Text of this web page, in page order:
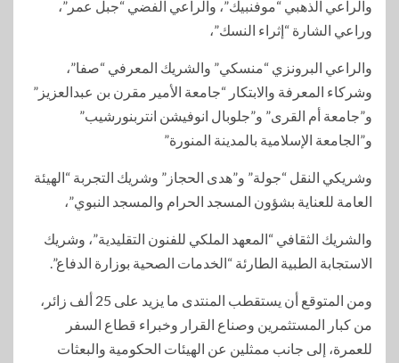
والراعي الذهبي “موفنبيك”، والراعي الفضي “جبل عمر”،
وراعي الشارة “إثراء النسك”،
والراعي البرونزي “منسكي” والشريك المعرفي “صفا”،
وشركاء المعرفة والابتكار “جامعة الأمير مقرن بن عبدالعزيز”
و”جامعة أم القرى” و”جلوبال انوفيشن انتربنورشيب”
و”الجامعة الإسلامية بالمدينة المنورة”
وشريكي النقل “جولة” و”هدى الحجاز” وشريك التجربة “الهيئة
العامة للعناية بشؤون المسجد الحرام والمسجد النبوي”،
والشريك الثقافي “المعهد الملكي للفنون التقليدية”، وشريك
الاستجابة الطبية الطارئة “الخدمات الصحية بوزارة الدفاع”.
ومن المتوقع أن يستقطب المنتدى ما يزيد على 25 ألف زائر،
من كبار المستثمرين وصناع القرار وخبراء قطاع السفر
للعمرة، إلى جانب ممثلين عن الهيئات الحكومية والبعثات